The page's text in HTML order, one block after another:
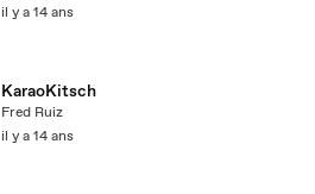
il y a 14 ans
KaraoKitsch
Fred Ruiz
il y a 14 ans